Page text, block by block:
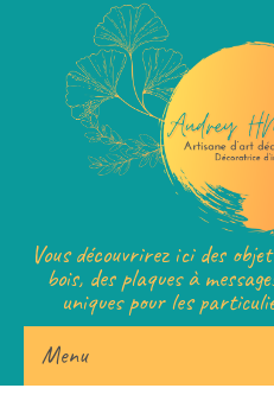
Vous découvrirez ici des
bois, des plaques à
uniques pour les
Menu